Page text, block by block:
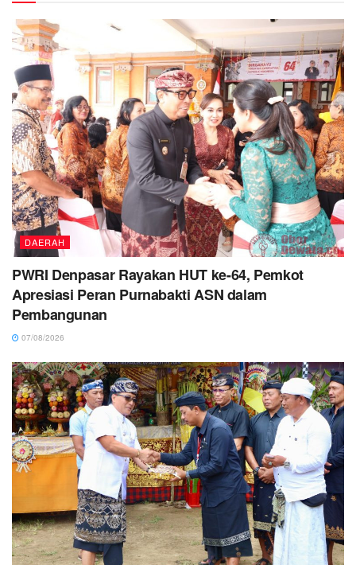
DAERAH
PWRI Denpasar Rayakan HUT ke-64, Pemkot
Apresiasi Peran Purnabakti ASN dalam
Pembangunan
07/08/2026